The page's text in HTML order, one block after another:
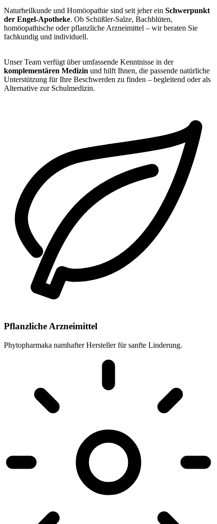
Naturheilkunde und Homöopathie sind seit jeher ein Schwerpunkt
der Engel-Apotheke. Ob Schüßler-Salze, Bachblüten,
homöopathische oder pflanzliche Arzneimittel – wir beraten Sie
fachkundig und individuell.
Unser Team verfügt über umfassende Kenntnisse in der
komplementären Medizin und hilft Ihnen, die passende natürliche
Unterstützung für Ihre Beschwerden zu finden – begleitend oder als
Alternative zur Schulmedizin.
Pflanzliche Arzneimittel
Phytopharmaka namhafter Hersteller für sanfte Linderung.